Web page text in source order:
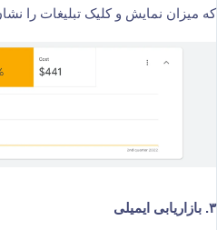
که میزان نمایش و کلیک تبلیغات را
۳. بازاریابی ایمیلی